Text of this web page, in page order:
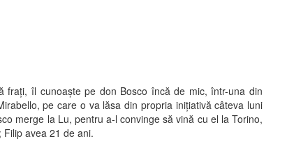
îl cunoaşte pe don Bosco încă de mic, într-una din
pe care o va lăsa din propria iniţiativă câteva luni
merge la Lu, pentru a-l convinge să vină cu el la Torino,
avea 21 de ani.